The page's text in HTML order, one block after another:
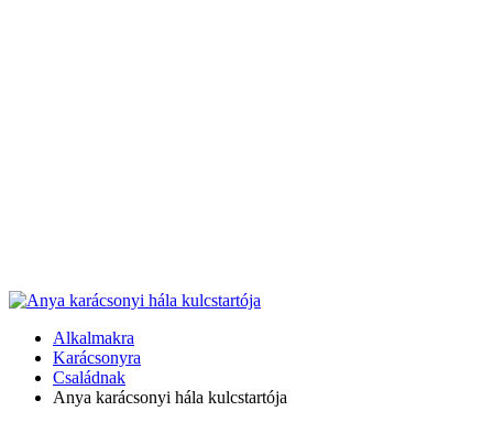
Alkalmakra
Karácsonyra
Családnak
Anya karácsonyi hála kulcstartója